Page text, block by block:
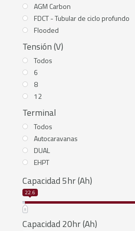
AGM Carbon
FDCT - Tubular de ciclo profundo
Flooded
Tensión (V)
Todos
6
8
12
Terminal
Todos
Autocaravanas
DUAL
EHPT
T12
T6
Capacidad 5hr (Ah)
22.6
Capacidad 20hr (Ah)